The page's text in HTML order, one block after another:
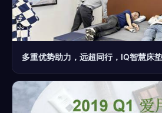
多重优势助力，远超同行，IQ智慧床